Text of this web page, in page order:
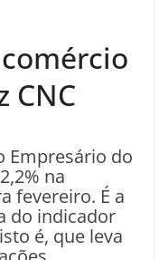
CNC
Empresário do
na
fevereiro. É a
do indicador
é, que leva